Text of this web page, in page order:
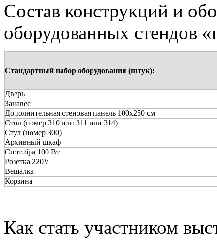
Состав конструкций и
оборудованных стендов
Стандартный набор оборудования (штук):
Дверь
Занавес
Дополнительная стеновая панель 100x250 см
Стол (номер 310 или 311 или 314)
Стул (номер 300)
Архивный шкаф
Спот-бра 100 Вт
Розетка 220V
Вешалка
Корзина
Как стать участником